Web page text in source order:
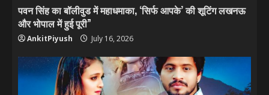
पवन सिंह का बॉलीवुड में महाधमाका, ‘सिर्फ आपके’ की शूटिंग लखनऊ
और भोपाल में हुई पूरी”
AnkitPiyush July 16, 2026